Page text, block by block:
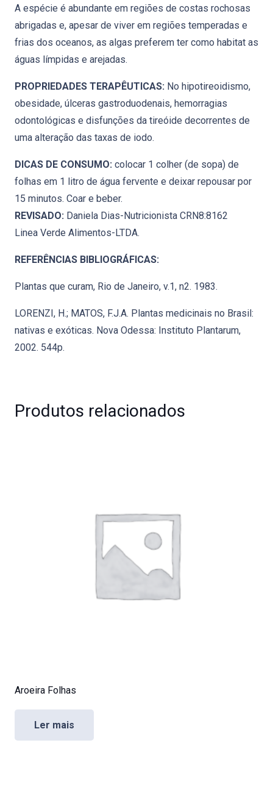
A espécie é abundante em regiões de costas rochosas
abrigadas e, apesar de viver em regiões temperadas e
frias dos oceanos, as algas preferem ter como habitat as
águas límpidas e arejadas.
PROPRIEDADES TERAPÊUTICAS: No hipotireoidismo,
obesidade, úlceras gastroduodenais, hemorragias
odontológicas e disfunções da tireóide decorrentes de
uma alteração das taxas de iodo.
DICAS DE CONSUMO: colocar 1 colher (de sopa) de
folhas em 1 litro de água fervente e deixar repousar por
15 minutos. Coar e beber.
REVISADO: Daniela Dias-Nutricionista CRN8:8162
Linea Verde Alimentos-LTDA.
REFERÊNCIAS BIBLIOGRÁFICAS:
Plantas que curam, Rio de Janeiro, v.1, n2. 1983.
LORENZI, H.; MATOS, F.J.A. Plantas medicinais no Brasil:
nativas e exóticas. Nova Odessa: Instituto Plantarum,
2002. 544p.
Produtos relacionados
Aroeira Folhas
Ler mais